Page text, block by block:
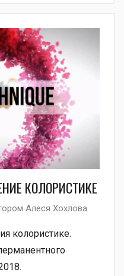
КОЛОРИСТИКЕ
Алеся Хохлова
колористике.